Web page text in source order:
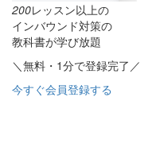
200レッスン以上の
インバウンド対策の
教科書が学び放題
＼無料・1分で登録完了／
今すぐ会員登録する